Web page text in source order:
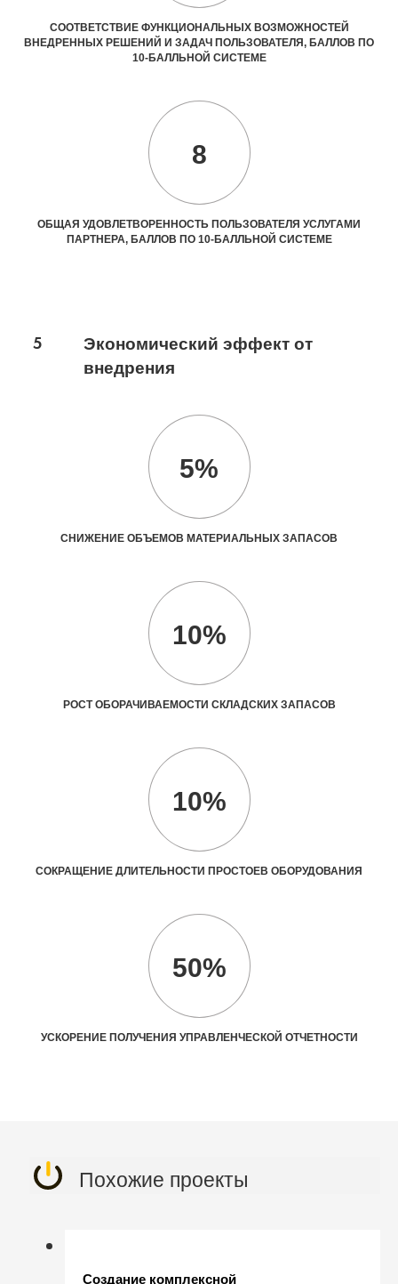
СООТВЕТСТВИЕ ФУНКЦИОНАЛЬНЫХ ВОЗМОЖНОСТЕЙ
ВНЕДРЕННЫХ РЕШЕНИЙ И ЗАДАЧ ПОЛЬЗОВАТЕЛЯ, БАЛЛОВ ПО
10-БАЛЛЬНОЙ СИСТЕМЕ
8
ОБЩАЯ УДОВЛЕТВОРЕННОСТЬ ПОЛЬЗОВАТЕЛЯ УСЛУГАМИ
ПАРТНЕРА, БАЛЛОВ ПО 10-БАЛЛЬНОЙ СИСТЕМЕ
5
Экономический эффект от
внедрения
5%
СНИЖЕНИЕ ОБЪЕМОВ МАТЕРИАЛЬНЫХ ЗАПАСОВ
10%
РОСТ ОБОРАЧИВАЕМОСТИ СКЛАДСКИХ ЗАПАСОВ
10%
СОКРАЩЕНИЕ ДЛИТЕЛЬНОСТИ ПРОСТОЕВ ОБОРУДОВАНИЯ
50%
УСКОРЕНИЕ ПОЛУЧЕНИЯ УПРАВЛЕНЧЕСКОЙ ОТЧЕТНОСТИ
Похожие проекты
Создание комплексной